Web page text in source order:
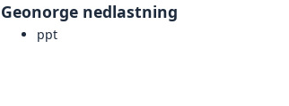
Geonorge nedlastning
ppt